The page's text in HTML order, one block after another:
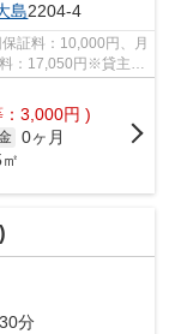
島2204-4
証料：10,000円、月
：17,050円※貸主の
3,000円 )
0ヶ月
分